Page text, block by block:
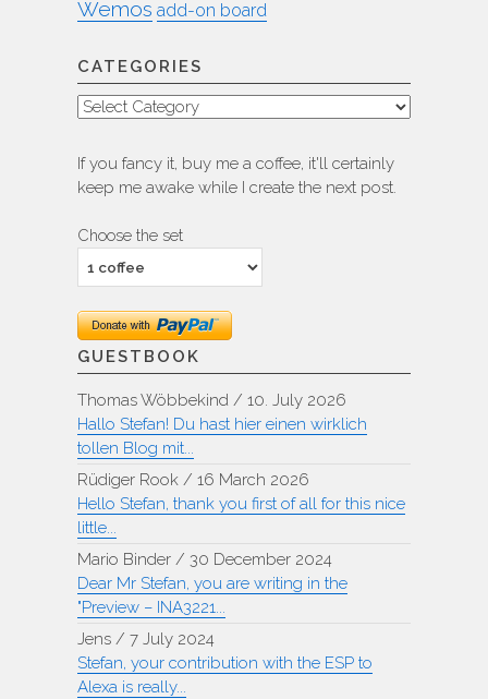
Wemos add-on board
CATEGORIES
Categories
If you fancy it, buy me a coffee, it'll certainly
keep me awake while I create the next post.
Choose the set
GUESTBOOK
Thomas Wöbbekind / 10. July 2026
Hallo Stefan! Du hast hier einen wirklich
tollen Blog mit...
Rüdiger Rook / 16 March 2026
Hello Stefan, thank you first of all for this nice
little...
Mario Binder / 30 December 2024
Dear Mr Stefan, you are writing in the
"Preview – INA3221...
Jens / 7 July 2024
Stefan, your contribution with the ESP to
Alexa is really...